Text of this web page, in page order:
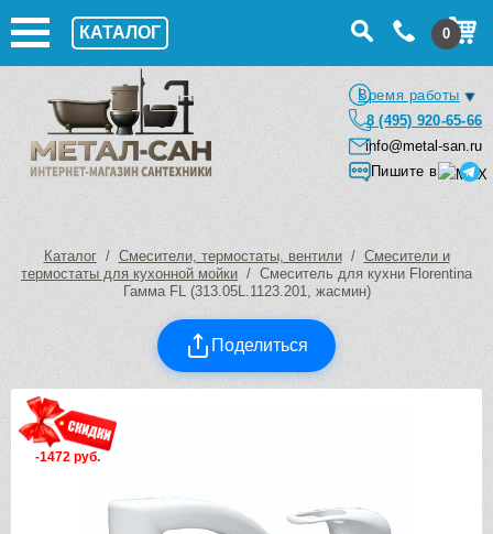
КАТАЛОГ 0
Время работы
8 (495) 920-65-66
info@metal-san.ru
Пишите в
Каталог/ Смесители, термостаты, вентили/ Смесители и
термостаты для кухонной мойки / Смеситель для кухни Florentina
Гамма FL (313.05L.1123.201, жасмин)
Поделиться
-1472 руб.